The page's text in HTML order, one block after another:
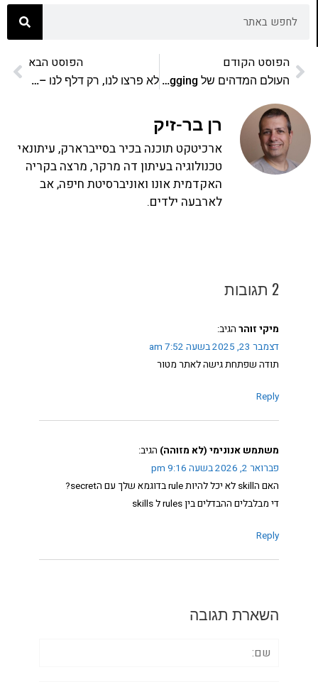
הפוסט הקודם
העולם המדהים של Chrome debugging
הפוסט הבא
לא פרצו לנו, רק דלף לנו – לקחים טכניים מפרשת אלקטור
רן בר-זיק
ארכיטקט תוכנה בכיר בסייברארק, עיתונאי
טכנולוגיה בעיתון דה מרקר, מרצה בקריה
האקדמית אונו ואוניברסיטת חיפה, אב
לארבעה ילדים.
2 תגובות
מיקי זוהר הגיב:
דצמבר 23, 2025 בשעה 7:52 am
תודה שפתחת גישה לאתר מטור
Reply
משתמש אנונימי (לא מזוהה) הגיב:
פברואר 2, 2026 בשעה 9:16 pm
האם הskill לא יכל להיות rule בדוגמא שלך עם הsecret?
די מבלבלים ההבדלים בין rules ל skills
Reply
השארת תגובה